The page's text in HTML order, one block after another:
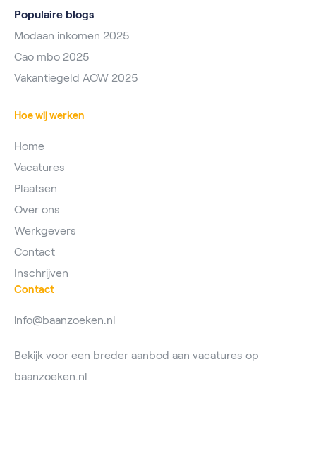
Populaire blogs
Modaan inkomen 2025
Cao mbo 2025
Vakantiegeld AOW 2025
Hoe wij werken
Home
Vacatures
Plaatsen
Over ons
Werkgevers
Contact
Inschrijven
Contact
info@baanzoeken.nl
Bekijk voor een breder aanbod aan vacatures op
baanzoeken.nl